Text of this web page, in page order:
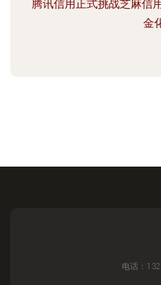
腾讯信用正式挑战芝麻信
金
电话：